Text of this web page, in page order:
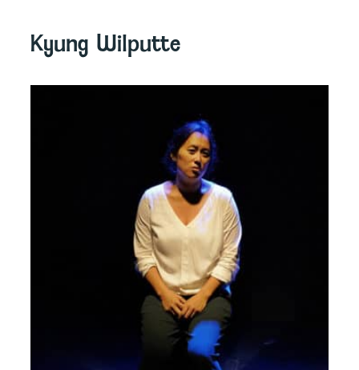
Kyung Wilputte